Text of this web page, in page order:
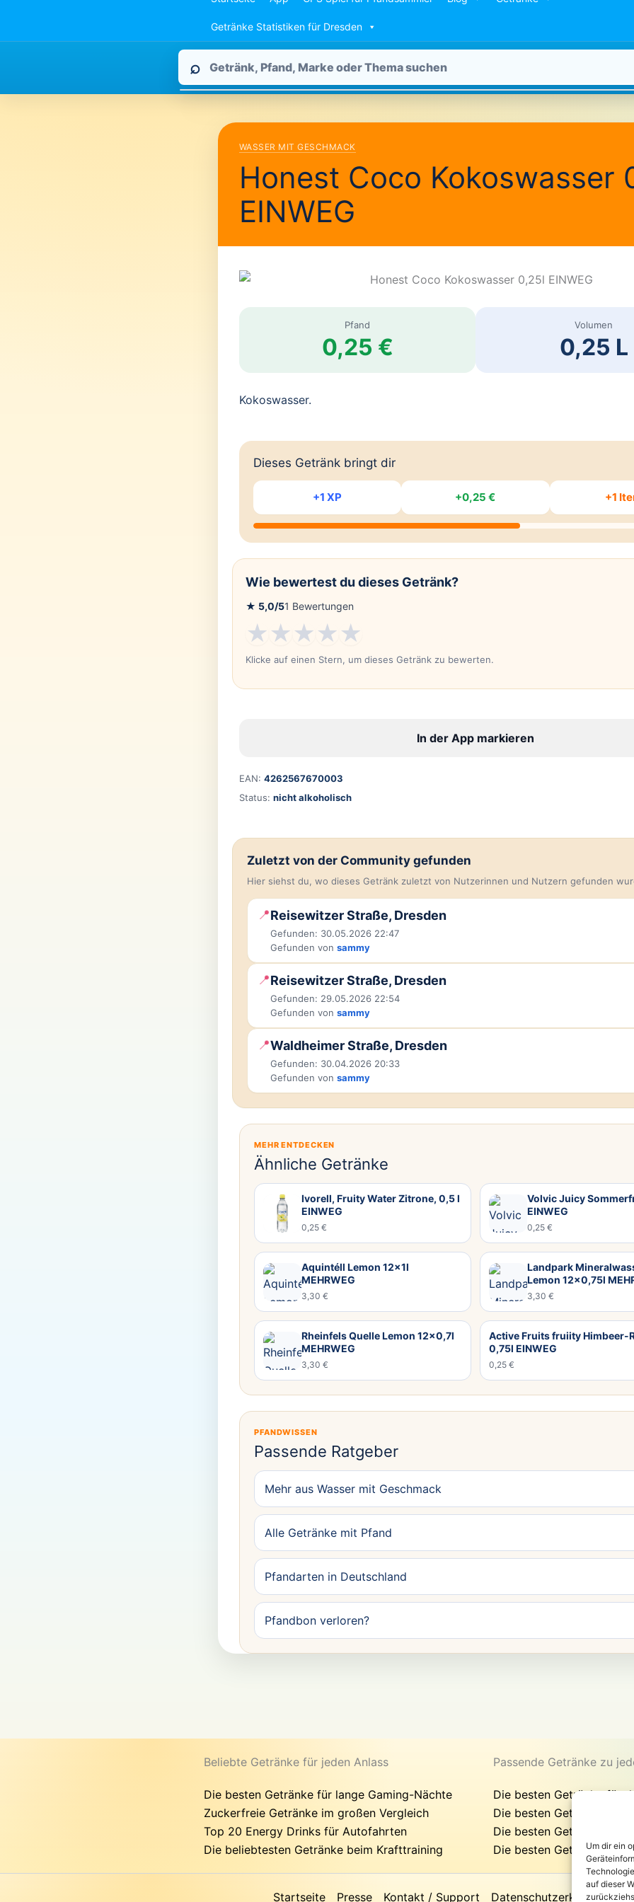
Um dir ein
auf dieser
Getränke Statistiken für Dresden
Pfandpirat
durchsuchen
⌕
WASSER MIT GESCHMACK
Honest Coco Kokoswasser
EINWEG
Pfand
0,25 €
Volumen
0,25 L
Kokoswasser.
Dieses Getränk bringt dir
+1 XP +0,25 € +1
Wie bewertest du dieses Getränk?
★ 5,0/51 Bewertungen
★★★★★
Klicke auf einen Stern, um dieses Getränk zu bewerten.
In der App markieren
EAN: 4262567670003
Status: nicht alkoholisch
Zuletzt von der Community gefunden
Hier siehst du, wo dieses Getränk zuletzt von Nutzerinnen und Nutzern gefunden
📍Reisewitzer Straße, Dresden
Gefunden: 30.05.2026 22:47
Gefunden von sammy
📍Reisewitzer Straße, Dresden
Gefunden: 29.05.2026 22:54
Gefunden von sammy
📍Waldheimer Straße, Dresden
Gefunden: 30.04.2026 20:33
Gefunden von sammy
MEHR ENTDECKEN
Ähnliche Getränke
Ivorell, Fruity Water Zitrone, 0,5 l
EINWEG
0,25 €
Volvic Juicy
EINWEG
0,25 €
Aquintéll Lemon 12x1l
MEHRWEG
3,30 €
Landpark
Lemon 12×0,75l
3,30 €
Rheinfels Quelle Lemon 12×0,7l
MEHRWEG
3,30 €
Active Fruits fruiity Himbeer-
0,75l EINWEG
0,25 €
PFANDWISSEN
Passende Ratgeber
Mehr aus Wasser mit Geschmack
Alle Getränke mit Pfand
Pfandarten in Deutschland
Pfandbon verloren?
Beliebte Getränke für jeden Anlass
Die besten Getränke für lange Gaming-Nächte
Zuckerfreie Getränke im großen Vergleich
Top 20 Energy Drinks für Autofahrten
Die beliebtesten Getränke beim Krafttraining
Passende Getränke zu
Die besten Getränke für
Die besten Getränke für
Die besten Getränke für
Die besten Getränke für
Startseite Presse Kontakt / Support Datenschutzerklärung